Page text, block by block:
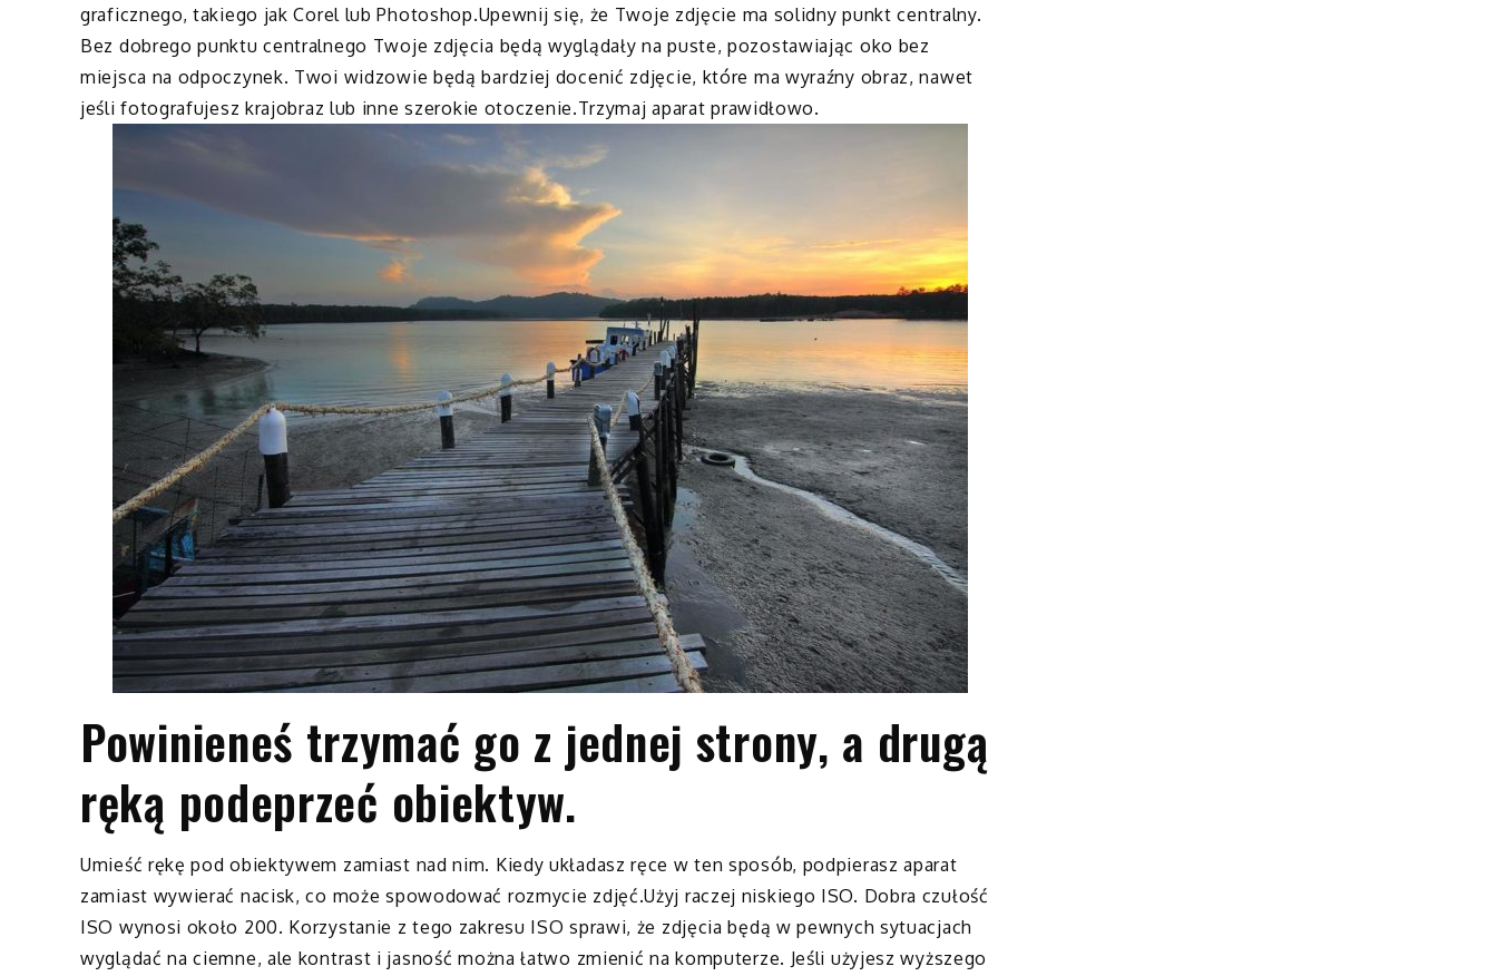
graficznego, takiego jak Corel lub Photoshop.Upewnij się, że Twoje zdjęcie ma solidny punkt centralny.
Bez dobrego punktu centralnego Twoje zdjęcia będą wyglądały na puste, pozostawiając oko bez
miejsca na odpoczynek. Twoi widzowie będą bardziej docenić zdjęcie, które ma wyraźny obraz, nawet
jeśli fotografujesz krajobraz lub inne szerokie otoczenie.Trzymaj aparat prawidłowo.
Powinieneś trzymać go z jednej strony, a drugą
ręką podeprzeć obiektyw.
Umieść rękę pod obiektywem zamiast nad nim. Kiedy układasz ręce w ten sposób, podpierasz aparat
zamiast wywierać nacisk, co może spowodować rozmycie zdjęć.Użyj raczej niskiego ISO. Dobra czułość
ISO wynosi około 200. Korzystanie z tego zakresu ISO sprawi, że zdjęcia będą w pewnych sytuacjach
wyglądać na ciemne, ale kontrast i jasność można łatwo zmienić na komputerze. Jeśli użyjesz wyższego